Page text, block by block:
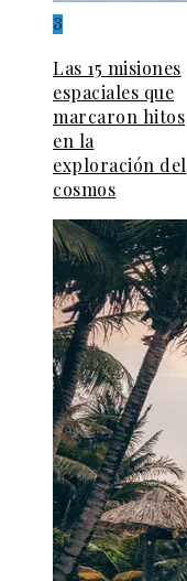
3
Las 15 misiones
espaciales que
marcaron hitos
en la
exploración del
cosmos